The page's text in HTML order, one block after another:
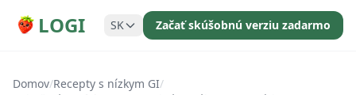
LOGI SK Začať skúšobnú verziu zadarmo
Domov/Recepty s nízkym GI/